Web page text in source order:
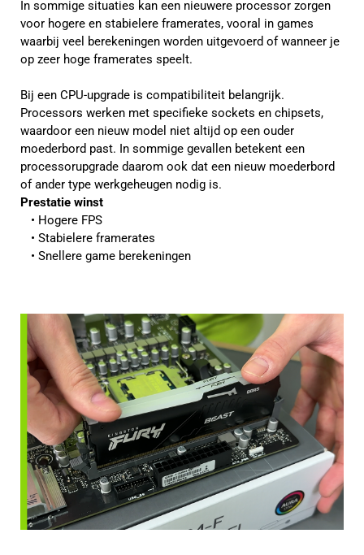
In sommige situaties kan een nieuwere processor zorgen
voor hogere en stabielere framerates, vooral in games
waarbij veel berekeningen worden uitgevoerd of wanneer je
op zeer hoge framerates speelt.
Bij een CPU-upgrade is compatibiliteit belangrijk.
Processors werken met specifieke sockets en chipsets,
waardoor een nieuw model niet altijd op een ouder
moederbord past. In sommige gevallen betekent een
processorupgrade daarom ook dat een nieuw moederbord
of ander type werkgeheugen nodig is.
Prestatie winst
Hogere FPS
Stabielere framerates
Snellere game berekeningen